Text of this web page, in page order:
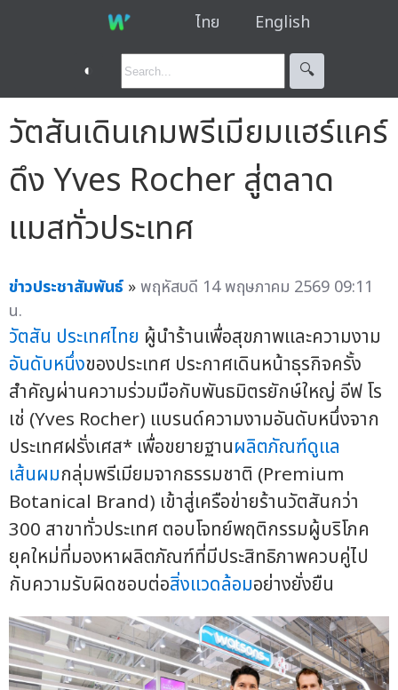
ไทย English
◐ 🔍︎
วัตสันเดินเกมพรีเมียมแฮร์แคร์
ดึง Yves Rocher สู่ตลาด
แมสทั่วประเทศ
ข่าวประชาสัมพันธ์ »พฤหัสบดี 14 พฤษภาคม 2569 09:11
น.
วัตสัน ประเทศไทย ผู้นำร้านเพื่อสุขภาพและความงาม
อันดับหนึ่งของประเทศ ประกาศเดินหน้าธุรกิจครั้ง
สำคัญผ่านความร่วมมือกับพันธมิตรยักษ์ใหญ่ อีฟ โร
เช่ (Yves Rocher) แบรนด์ความงามอันดับหนึ่งจาก
ประเทศฝรั่งเศส* เพื่อขยายฐานผลิตภัณฑ์ดูแล
เส้นผมกลุ่มพรีเมียมจากธรรมชาติ (Premium
Botanical Brand) เข้าสู่เครือข่ายร้านวัตสันกว่า
300 สาขาทั่วประเทศ ตอบโจทย์พฤติกรรมผู้บริโภค
ยุคใหม่ที่มองหาผลิตภัณฑ์ที่มีประสิทธิภาพควบคู่ไป
กับความรับผิดชอบต่อสิ่งแวดล้อมอย่างยั่งยืน